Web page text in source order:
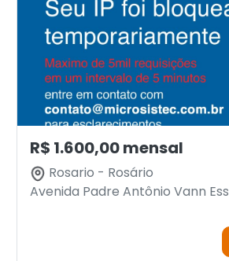
R$ 1.600,00 mensal
Rosario - Rosário
Avenida Padre Antônio Vann Ess